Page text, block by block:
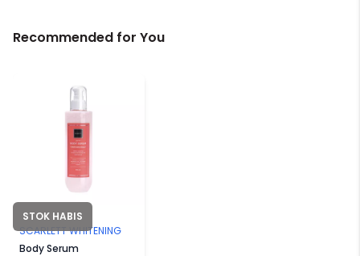
Recommended for You
STOK HABIS
SCARLETT WHITENING
Body Serum